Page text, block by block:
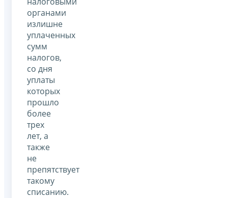
органами
излишне
уплаченных
сумм
налогов,
со дня
уплаты
которых
прошло
более
трех
лет, а
также
не
препятствует
такому
списанию.